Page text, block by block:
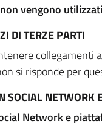
vengono
DI TERZE PARTI
collegamenti
si risponde per
SOCIAL NETWORK
Network e